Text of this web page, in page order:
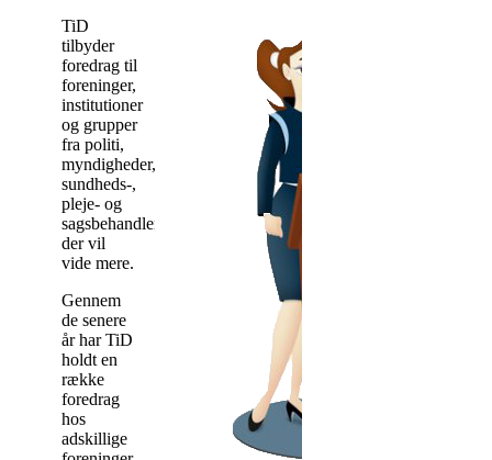
TiD
tilbyder
foredrag til
foreninger,
institutioner
og grupper
fra politi,
myndigheder,
sundheds-,
pleje- og
sagsbehandlere,
der vil
vide mere.
Gennem
de senere
år har TiD
holdt en
række
foredrag
hos
adskillige